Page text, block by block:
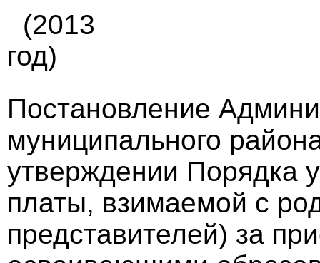
(2013
год)
Постановление
муниципального
утверждении Порядка
платы, взимаемой с
представителей) за